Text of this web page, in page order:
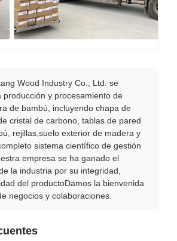
Wood Industry Co., Ltd. se
producción y procesamiento de
de bambú, incluyendo chapa de
cristal de carbono, tablas de pared
rejillas,suelo exterior de madera y
sistema científico de gestión
empresa se ha ganado el
la industria por su integridad,
del productoDamos la bienvenida
negocios y colaboraciones.